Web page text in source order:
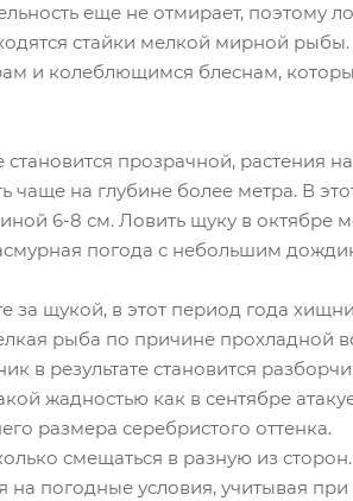
еще не отмирает, поэтому
стайки мелкой мирной
и колеблющимся блеснам,
прозрачной, растения
на глубине более метра. В
6-8 см. Ловить щуку в октябре
погода с небольшим
щукой, в этот период года
рыба по причине прохладной
в результате становится
жадностью как в сентябре
размера серебристого оттенка.
смещаться в разную из
погодные условия, учитывая